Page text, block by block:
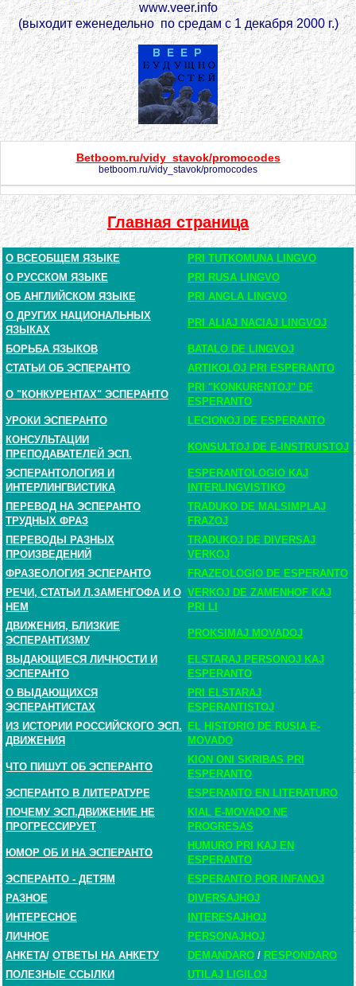
www.veer.info
(выходит еженедельно по средам с 1 декабря 2000 г.)
Betboom.ru/vidy_stavok/promocodes
betboom.ru/vidy_stavok/promocodes
Главная страница
О ВСЕОБЩЕМ ЯЗЫКЕ
PRI TUTKOMUNA LINGVO
О РУССКОМ ЯЗЫКЕ
PRI RUSA LINGVO
ОБ АНГЛИЙСКОМ ЯЗЫКЕ
PRI ANGLA LINGVO
О ДРУГИХ НАЦИОНАЛЬНЫХ
ЯЗЫКАХ
PRI ALIAJ NACIAJ LINGVOJ
БОРЬБА ЯЗЫКОВ
BATALO DE LINGVOJ
СТАТЬИ ОБ ЭСПЕРАНТО
ARTIKOLOJ PRI ESPERANTO
О "КОНКУРЕНТАХ" ЭСПЕРАНТО
PRI "KONKURENTOJ" DE
ESPERANTO
УРОКИ ЭСПЕРАНТО
LECIONOJ DE ESPERANTO
КОНСУЛЬТАЦИИ
ПРЕПОДАВАТЕЛЕЙ ЭСП.
KONSULTOJ DE E-INSTRUISTOJ
ЭСПЕРАНТОЛОГИЯ И
ИНТЕРЛИНГВИСТИКА
ESPERANTOLOGIO KAJ
INTERLINGVISTIKO
ПЕРЕВОД НА ЭСПЕРАНТО
ТРУДНЫХ ФРАЗ
TRADUKO DE MALSIMPLAJ
FRAZOJ
ПЕРЕВОДЫ РАЗНЫХ
ПРОИЗВЕДЕНИЙ
TRADUKOJ DE DIVERSAJ
VERKOJ
ФРАЗЕОЛОГИЯ ЭСПЕРАНТО
FRAZEOLOGIO DE ESPERANTO
РЕЧИ, СТАТЬИ Л.ЗАМЕНГОФА И О
НЕМ
VERKOJ DE ZAMENHOF KAJ
PRI LI
ДВИЖЕНИЯ, БЛИЗКИЕ
ЭСПЕРАНТИЗМУ
PROKSIMAJ MOVADOJ
ВЫДАЮЩИЕСЯ ЛИЧНОСТИ И
ЭСПЕРАНТО
ELSTARAJ PERSONOJ KAJ
ESPERANTO
О ВЫДАЮЩИХСЯ
ЭСПЕРАНТИСТАХ
PRI ELSTARAJ
ESPERANTISTOJ
ИЗ ИСТОРИИ РОССИЙСКОГО ЭСП.
ДВИЖЕНИЯ
EL HISTORIO DE RUSIA E-
MOVADO
ЧТО ПИШУТ ОБ ЭСПЕРАНТО
KION ONI SKRIBAS PRI
ESPERANTO
ЭСПЕРАНТО В ЛИТЕРАТУРЕ
ESPERANTO EN LITERATURO
ПОЧЕМУ ЭСП.ДВИЖЕНИЕ НЕ
ПРОГРЕССИРУЕТ
KIAL E-MOVADO NE
PROGRESAS
ЮМОР ОБ И НА ЭСПЕРАНТО
HUMURO PRI KAJ EN
ESPERANTO
ЭСПЕРАНТО - ДЕТЯМ
ESPERANTO POR INFANOJ
РАЗНОЕ
DIVERSAJHOJ
ИНТЕРЕСНОЕ
INTERESAJHOJ
ЛИЧНОЕ
PERSONAJHOJ
АНКЕТА/ ОТВЕТЫ НА АНКЕТУ DEMANDARO / RESPONDARO
ПОЛЕЗНЫЕ ССЫЛКИ
UTILAJ LIGILOJ